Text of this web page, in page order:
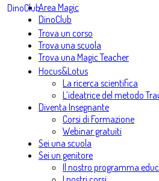
Area Magic
DinoClub
Trova un corso
Trova una scuola
Trova una Magic Teacher
Hocus&Lotus
La ricerca scientifica
L’ideatrice del metodo
Diventa Insegnante
Corsi di Formazione
Webinar gratuiti
Sei una scuola
Sei un genitore
Il nostro programma
DinoClub